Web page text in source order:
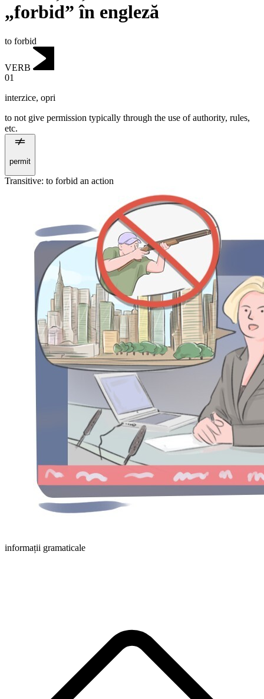
„forbid” în engleză
to forbid
VERB
01
interzice, opri
to not give permission typically through the use of authority, rules,
etc.
permit
Transitive: to forbid an action
informații gramaticale